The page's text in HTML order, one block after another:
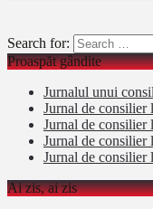
Search for:
Proaspăt gândite
Jurnalul unui
Jurnal de consilier
Jurnal de consilier
Jurnal de consilier
Jurnal de consilier
Ai zis, ai zis